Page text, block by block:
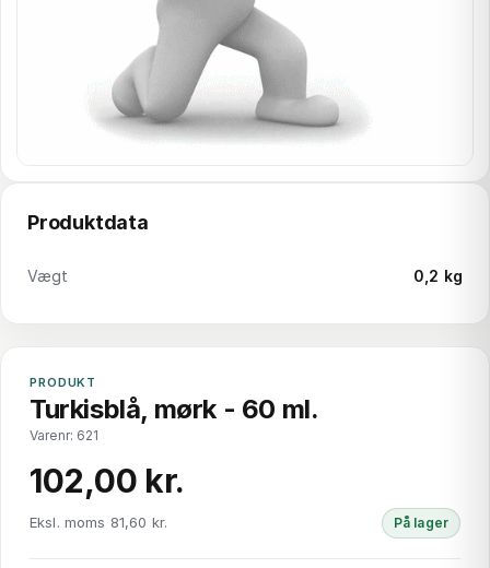
Produktdata
Vægt 0,2 kg
PRODUKT
Turkisblå, mørk - 60 ml.
Varenr: 621
102,00 kr.
Eksl. moms 81,60 kr. På lager